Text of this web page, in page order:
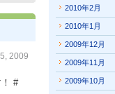
2009
#
2010年2月
2010年1月
2009年12月
2009年11月
2009年10月